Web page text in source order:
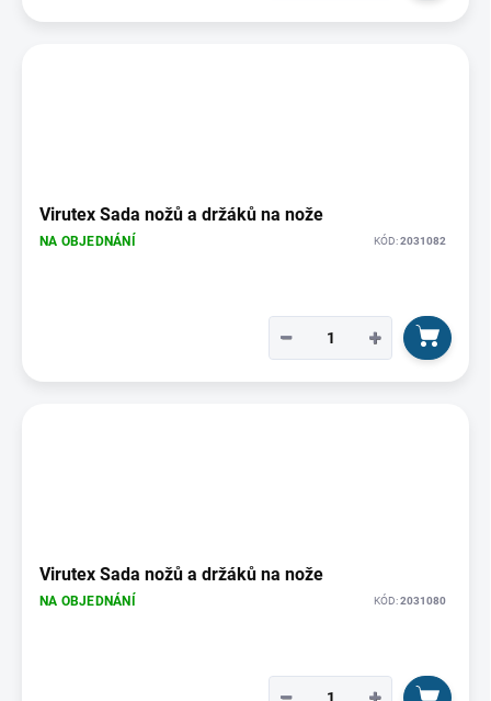
Virutex Sada nožů a držáků na nože
NA OBJEDNÁNÍ KÓD:2031082
+
−
Virutex Sada nožů a držáků na nože
NA OBJEDNÁNÍ KÓD:2031080